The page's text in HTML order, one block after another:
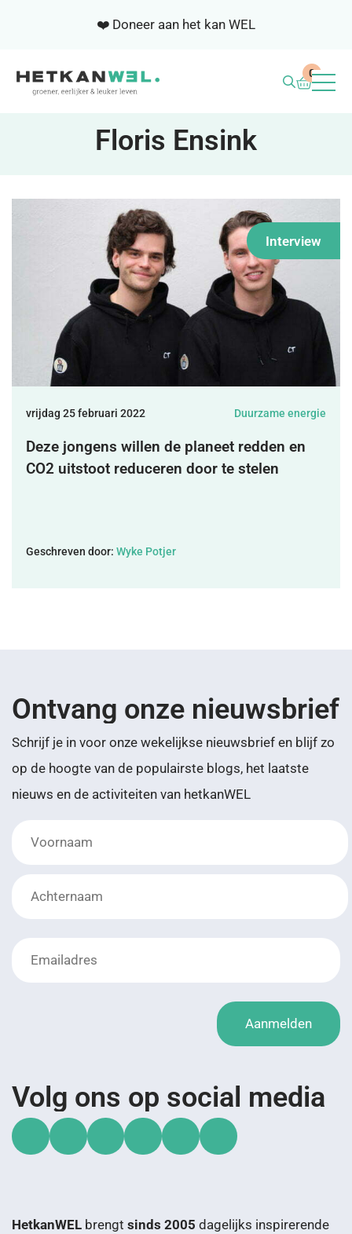
❤️ Doneer aan het kan WEL
SAMENWERKEN
NIEUWSBRIEF
OVER ONS
DONEREN
MIJN ACCOUNT
0
Floris Ensink
Interview
vrijdag 25 februari 2022 Duurzame energie
Deze jongens willen de planeet redden en
CO2 uitstoot reduceren door te stelen
Geschreven door: Wyke Potjer
Ontvang onze nieuwsbrief
Schrijf je in voor onze wekelijkse nieuwsbrief en blijf zo
op de hoogte van de populairste blogs, het laatste
nieuws en de activiteiten van hetkanWEL
Aanmelden
Volg ons op social media
HetkanWEL brengt sinds 2005 dagelijks inspirerende